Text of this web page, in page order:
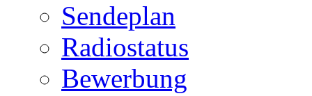
Sendeplan
Radiostatus
Bewerbung